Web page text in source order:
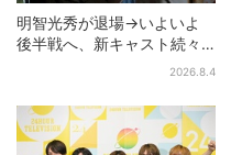
明智光秀が退場→いよいよ
後半戦へ、新キャスト続々…
「豊臣兄弟！」振り返り＆
2026.8.4